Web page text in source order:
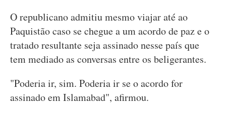
O republicano admitiu mesmo viajar até ao
Paquistão caso se chegue a um acordo de paz e o
tratado resultante seja assinado nesse país que
tem mediado as conversas entre os beligerantes.
"Poderia ir, sim. Poderia ir se o acordo for
assinado em Islamabad", afirmou.